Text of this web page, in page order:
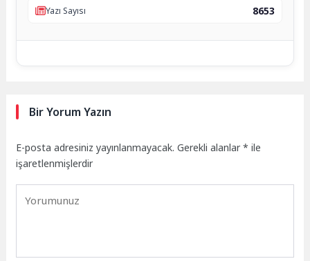
Yazı Sayısı
8653
Bir Yorum Yazın
E-posta adresiniz yayınlanmayacak. Gerekli alanlar* ile
işaretlenmişlerdir